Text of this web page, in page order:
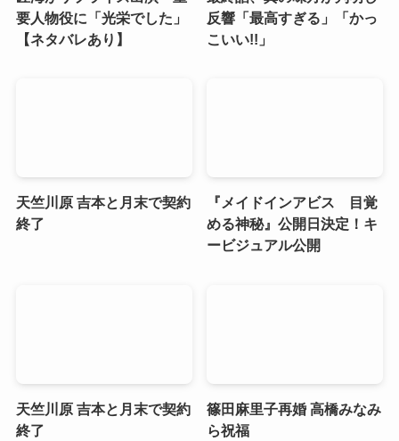
要人物役に「光栄でした」
【ネタバレあり】
反響「最高すぎる」「かっ
こいい!!」
天竺川原 吉本と月末で契約
終了
『メイドインアビス 目覚
める神秘』公開日決定！キ
ービジュアル公開
天竺川原 吉本と月末で契約
終了
篠田麻里子再婚 高橋みなみ
ら祝福